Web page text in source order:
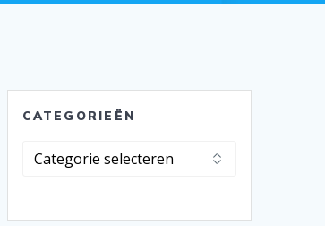
CATEGORIEËN
Categorieën